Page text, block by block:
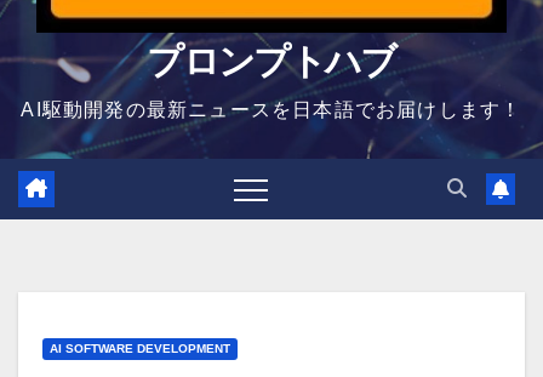
プロンプトハブ
AI駆動開発の最新ニュースを日本語でお届けします！
AI SOFTWARE DEVELOPMENT